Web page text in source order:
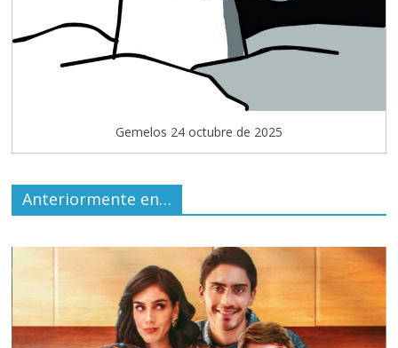
Gemelos 24 octubre de 2025
Anteriormente en…